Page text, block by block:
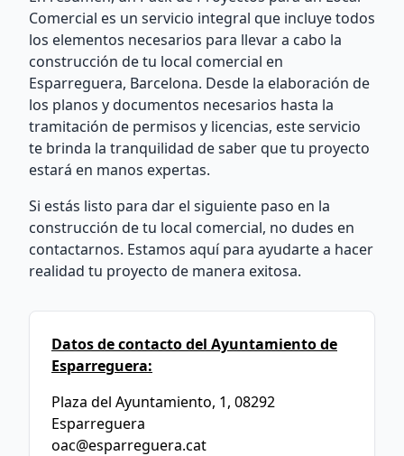
Comercial es un servicio integral que incluye todos
los elementos necesarios para llevar a cabo la
construcción de tu local comercial en
Esparreguera, Barcelona. Desde la elaboración de
los planos y documentos necesarios hasta la
tramitación de permisos y licencias, este servicio
te brinda la tranquilidad de saber que tu proyecto
estará en manos expertas.
Si estás listo para dar el siguiente paso en la
construcción de tu local comercial, no dudes en
contactarnos. Estamos aquí para ayudarte a hacer
realidad tu proyecto de manera exitosa.
Datos de contacto del Ayuntamiento de
Esparreguera:
Plaza del Ayuntamiento, 1, 08292
Esparreguera
oac@esparreguera.cat